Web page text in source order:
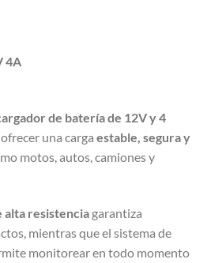
4A
de batería de 12V y 4
una carga estable, segura y
motos, autos, camiones y
alta resistencia garantiza
mientras que el sistema de
monitorear en todo momento